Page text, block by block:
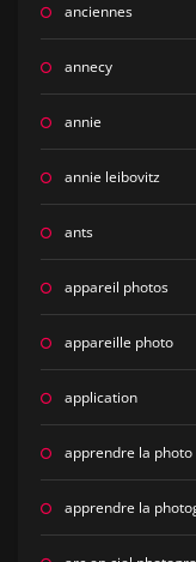
anciennes
annecy
annie
annie leibovitz
ants
appareil photos
appareille photo
application
apprendre la photo
apprendre la